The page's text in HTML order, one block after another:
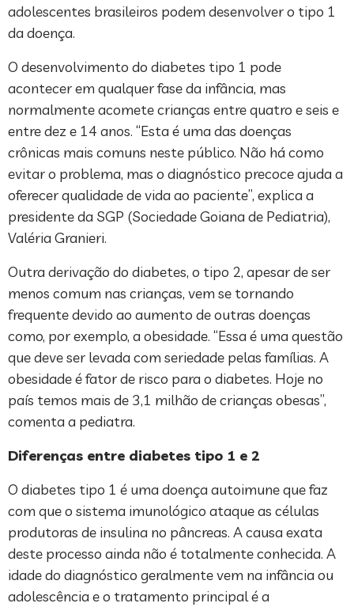
adolescentes brasileiros podem desenvolver o tipo 1
da doença.
O desenvolvimento do diabetes tipo 1 pode
acontecer em qualquer fase da infância, mas
normalmente acomete crianças entre quatro e seis e
entre dez e 14 anos. “Esta é uma das doenças
crônicas mais comuns neste público. Não há como
evitar o problema, mas o diagnóstico precoce ajuda a
oferecer qualidade de vida ao paciente”, explica a
presidente da SGP (Sociedade Goiana de Pediatria),
Valéria Granieri.
Outra derivação do diabetes, o tipo 2, apesar de ser
menos comum nas crianças, vem se tornando
frequente devido ao aumento de outras doenças
como, por exemplo, a obesidade. “Essa é uma questão
que deve ser levada com seriedade pelas famílias. A
obesidade é fator de risco para o diabetes. Hoje no
país temos mais de 3,1 milhão de crianças obesas”,
comenta a pediatra.
Diferenças entre diabetes tipo 1 e 2
O diabetes tipo 1 é uma doença autoimune que faz
com que o sistema imunológico ataque as células
produtoras de insulina no pâncreas. A causa exata
deste processo ainda não é totalmente conhecida. A
idade do diagnóstico geralmente vem na infância ou
adolescência e o tratamento principal é a